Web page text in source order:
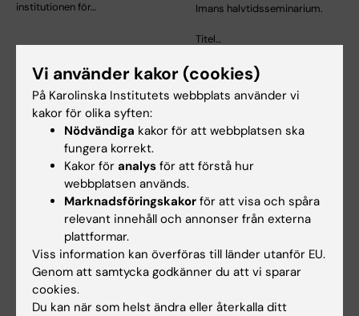
institutionen för…
Imans halvtidsseminarium.
Titel…
27 aug 2026-27 aug 2026
Halvtidsseminarium:
Franziska Steffens
"Old-age depression:
Temporal and regional
differences and their…
27 aug 2026
Halvtidsseminarium:
Emily Benér
Robotic-assisted
hysterectomy: an evaluation of
Vi använder kakor (cookies)
På Karolinska Institutets webbplats använder vi
kakor för olika syften:
Nödvändiga kakor för att webbplatsen ska
fungera korrekt.
Kakor för analys för att förstå hur
webbplatsen används.
Marknadsföringskakor för att visa och spåra
relevant innehåll och annonser från externa
plattformar.
Viss information kan överföras till länder utanför EU.
Genom att samtycka godkänner du att vi sparar
cookies.
Du kan när som helst ändra eller återkalla ditt